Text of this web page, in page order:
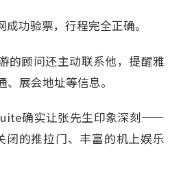
功验票，行程完全正确。
的顾问还主动联系他，提醒雅
展会地址等信息。
确实让张先生印象深刻——
闭的推拉门、丰富的机上娱乐